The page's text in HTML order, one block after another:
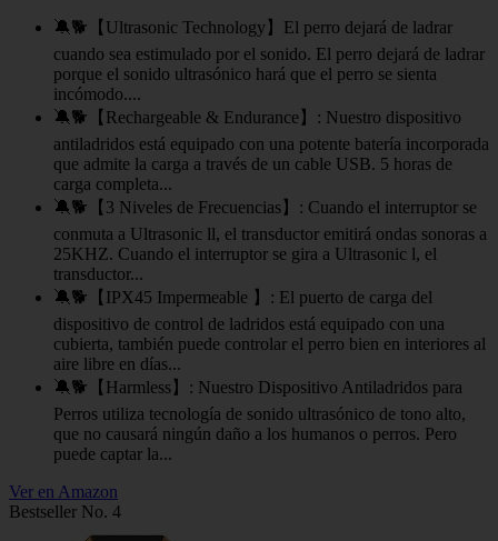
🔕🐕【Ultrasonic Technology】El perro dejará de ladrar
cuando sea estimulado por el sonido. El perro dejará de ladrar
porque el sonido ultrasónico hará que el perro se sienta
incómodo....
🔕🐕【Rechargeable & Endurance】: Nuestro dispositivo
antiladridos está equipado con una potente batería incorporada
que admite la carga a través de un cable USB. 5 horas de
carga completa...
🔕🐕【3 Niveles de Frecuencias】: Cuando el interruptor se
conmuta a Ultrasonic ll, el transductor emitirá ondas sonoras a
25KHZ. Cuando el interruptor se gira a Ultrasonic l, el
transductor...
🔕🐕【IPX45 Impermeable 】: El puerto de carga del
dispositivo de control de ladridos está equipado con una
cubierta, también puede controlar el perro bien en interiores al
aire libre en días...
🔕🐕【Harmless】: Nuestro Dispositivo Antiladridos para
Perros utiliza tecnología de sonido ultrasónico de tono alto,
que no causará ningún daño a los humanos o perros. Pero
puede captar la...
Ver en Amazon
Bestseller No. 4